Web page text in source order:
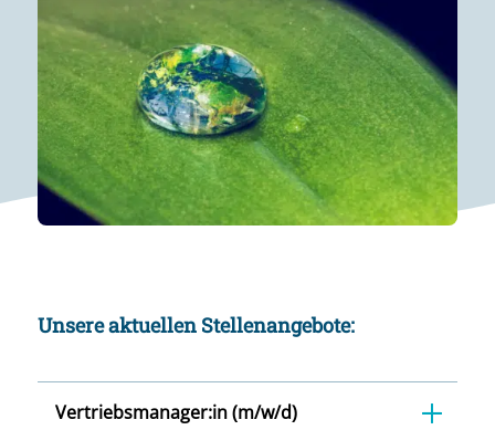
Unsere aktuellen Stellenangebote:
Vertriebsmanager:in (m/w/d)